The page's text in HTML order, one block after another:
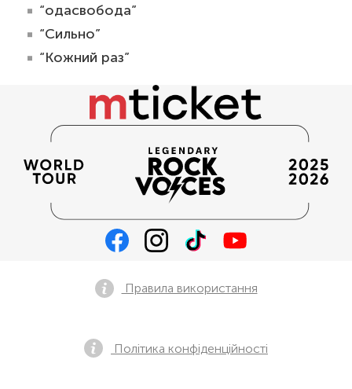
“одасвобода”
“Сильно”
“Кожний раз”
Правила використання
Політика конфіденційності